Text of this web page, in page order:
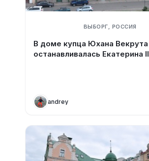
ВЫБОРГ, РОССИЯ
В доме купца Юхана Векрута
останавливалась Екатерина II
andrey